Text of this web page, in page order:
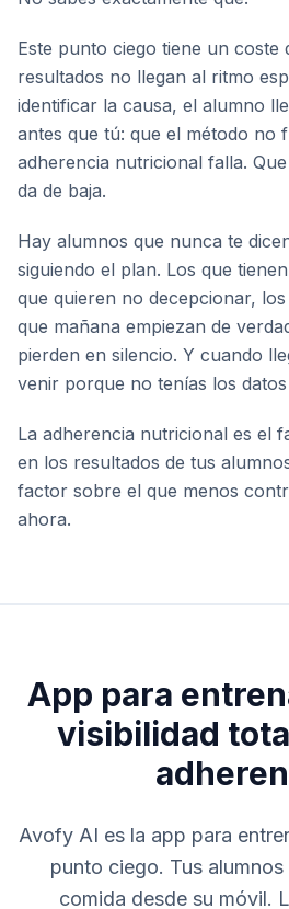
Este punto ciego tiene un coste
resultados no llegan al ritmo
identificar la causa, el alumno
antes que tú: que el método no
adherencia nutricional falla.
da de baja.
Hay alumnos que nunca te
siguiendo el plan. Los que
que quieren no decepcionar,
que mañana empiezan de
pierden en silencio. Y cuando
venir porque no tenías los
La adherencia nutricional es el
en los resultados de tus
factor sobre el que menos
ahora.
App para
visibilidad
Avofy AI es la app para
punto ciego. Tus
comida desde su móvil.